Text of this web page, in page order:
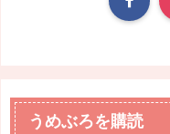
うめぶろを購読